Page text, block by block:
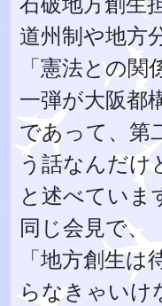
道州制や地方
「憲法との
一弾が大阪都
であって、第
う話なんだけ
と述べていま
同じ会見で、
「地方創生
らなきゃい